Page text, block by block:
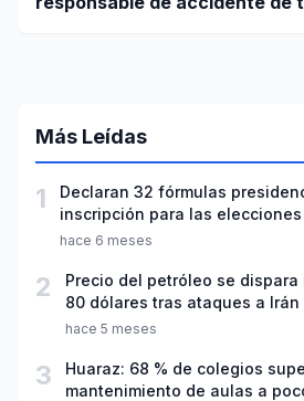
Más Leídas
1
Declaran 32 fórmulas
inscripción para las
hace 6 meses
2
Precio del petróleo se dispara
80 dólares tras ataques a Irán
hace 5 meses
3
Huaraz: 68 % de colegios
mantenimiento de aulas a